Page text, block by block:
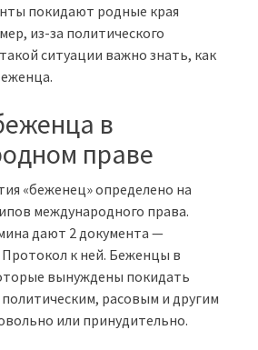
покидают родные края
из-за политического
ситуации важно знать, как
в
праве
«беженец» определено на
международного права.
дают 2 документа —
к ней. Беженцы в
вынуждены покидать
расовым и другим
или принудительно.